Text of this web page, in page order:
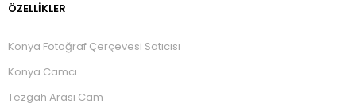
ÖZELLIKLER
Konya Fotoğraf Çerçevesi Satıcısı
Konya Camcı
Tezgah Arası Cam